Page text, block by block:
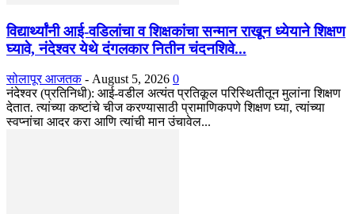
विद्यार्थ्यांनी आई-वडिलांचा व शिक्षकांचा सन्मान राखून ध्येयाने शिक्षण
घ्यावे, नंदेश्वर येथे दंगलकार नितीन चंदनशिवे...
सोलापूर आजतक - August 5, 2026 0
नंदेश्वर (प्रतिनिधी): आई-वडील अत्यंत प्रतिकूल परिस्थितीतून मुलांना शिक्षण
देतात. त्यांच्या कष्टांचे चीज करण्यासाठी प्रामाणिकपणे शिक्षण घ्या, त्यांच्या
स्वप्नांचा आदर करा आणि त्यांची मान उंचावेल...